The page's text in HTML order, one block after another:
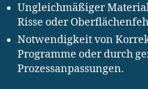
Ungleichmäßiger
Risse oder
Notwendigkeit von
Programme oder durch
Prozessanpassungen.